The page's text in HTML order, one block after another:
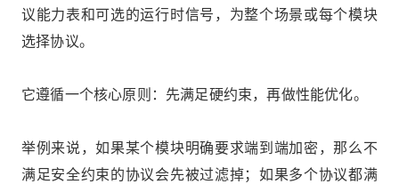
议能力表和可选的运行时信号，为整个场景或每个模块
选择协议。
它遵循一个核心原则：先满足硬约束，再做性能优化。
举例来说，如果某个模块明确要求端到端加密，那么不
满足安全约束的协议会先被过滤掉；如果多个协议都满